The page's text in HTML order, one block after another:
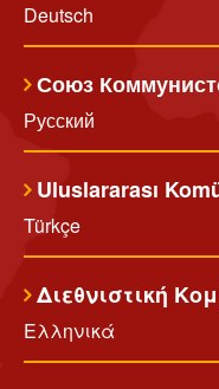
Deutsch
Союз
Русский
Uluslararası
Türkçe
Διεθνιστική
Ελληνικά